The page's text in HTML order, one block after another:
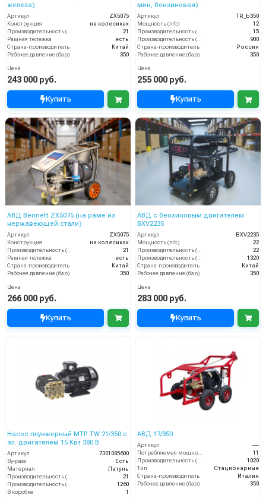
железа)
Артикул
ZX5075
Конструкция
на колесиках
Производительность (л/мин)
21
Рамная тележка
есть
Страна-производитель
Китай
Рабочее давление (бар)
350
Цена
243 000 руб.
Купить
мин, бензиновая)
Артикул
TR_b350
Мощность (л/с)
12
Производительность (л/мин)
15
Производительность (л/ч)
900
Страна-производитель
Россия
Рабочее давление (бар)
350
Цена
255 000 руб.
Купить
АВД Bennett ZX5075 (на раме из
нержавеющей стали)
Артикул
ZX5075
Конструкция
на колесиках
21
Рамная тележка
есть
Страна-производитель
Китай
Рабочее давление (бар)
350
Цена
266 000 руб.
Купить
АВД с бензиновым двигателем
BXV2235
Артикул
BXV2235
Мощность (л/с)
22
22
1320
Страна-производитель
Китай
Рабочее давление (бар)
350
Цена
283 000 руб.
Купить
Насос плунжерный MTP TW 21/350 с
эл. двигателем 15 Квт 380 В
Артикул
7301085600
By-pass
Есть
Материал
Латунь
21
1260
В коробке
1
АВД 17/350
Артикул
----
11
1020
Тип
Стационарные
Страна-производитель
Италия
Рабочее давление (бар)
350